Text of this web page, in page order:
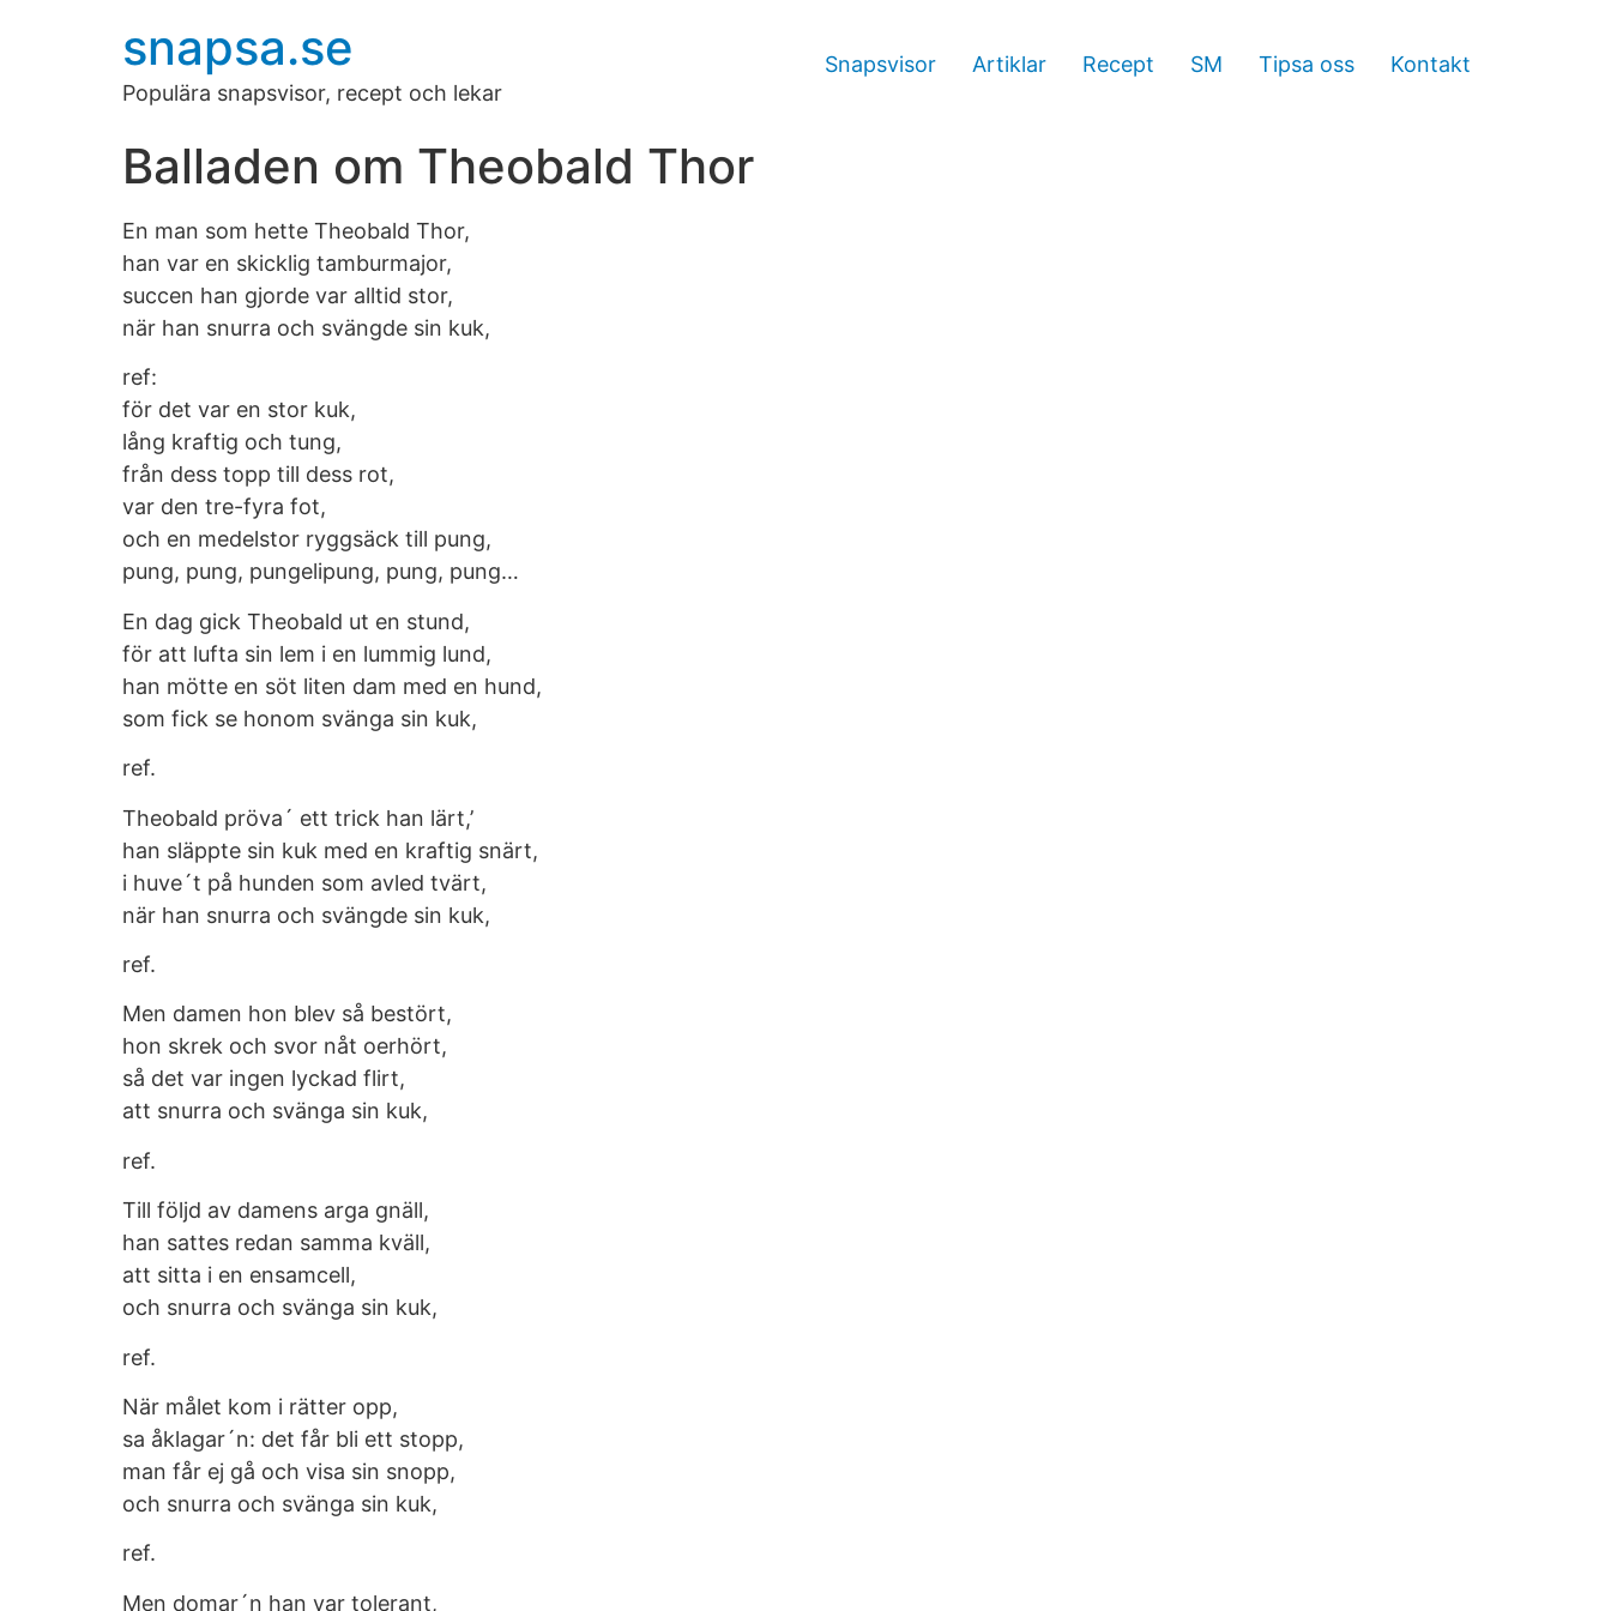
snapsa.se
Populära snapsvisor, recept och lekar
Snapsvisor Artiklar Recept SM Tipsa oss Kontakt
Balladen om Theobald Thor
En man som hette Theobald Thor,
han var en skicklig tamburmajor,
succen han gjorde var alltid stor,
när han snurra och svängde sin kuk,
ref:
för det var en stor kuk,
lång kraftig och tung,
från dess topp till dess rot,
var den tre-fyra fot,
och en medelstor ryggsäck till pung,
pung, pung, pungelipung, pung, pung…
En dag gick Theobald ut en stund,
för att lufta sin lem i en lummig lund,
han mötte en söt liten dam med en hund,
som fick se honom svänga sin kuk,
ref.
Theobald pröva´ ett trick han lärt,’
han släppte sin kuk med en kraftig snärt,
i huve´t på hunden som avled tvärt,
när han snurra och svängde sin kuk,
ref.
Men damen hon blev så bestört,
hon skrek och svor nåt oerhört,
så det var ingen lyckad flirt,
att snurra och svänga sin kuk,
ref.
Till följd av damens arga gnäll,
han sattes redan samma kväll,
att sitta i en ensamcell,
och snurra och svänga sin kuk,
ref.
När målet kom i rätter opp,
sa åklagar´n: det får bli ett stopp,
man får ej gå och visa sin snopp,
och snurra och svänga sin kuk,
ref.
Men domar´n han var tolerant,